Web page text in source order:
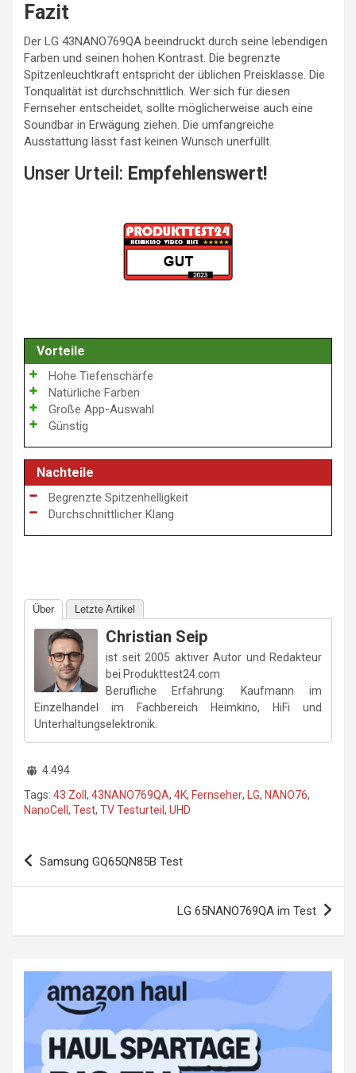
Fazit
Der LG 43NANO769QA beeindruckt durch seine lebendigen
Farben und seinen hohen Kontrast. Die begrenzte
Spitzenleuchtkraft entspricht der üblichen Preisklasse. Die
Tonqualität ist durchschnittlich. Wer sich für diesen
Fernseher entscheidet, sollte möglicherweise auch eine
Soundbar in Erwägung ziehen. Die umfangreiche
Ausstattung lässt fast keinen Wunsch unerfüllt.
Unser Urteil: Empfehlenswert!
Vorteile
Hohe Tiefenschärfe
Natürliche Farben
Große App-Auswahl
Günstig
Nachteile
Begrenzte Spitzenhelligkeit
Durchschnittlicher Klang
Über Letzte Artikel
Christian Seip
ist seit 2005 aktiver Autor und Redakteur
bei Produkttest24.com
Berufliche Erfahrung: Kaufmann im
Einzelhandel im Fachbereich Heimkino, HiFi und
Unterhaltungselektronik.
4.494
Tags: 43 Zoll , 43NANO769QA, 4K, Fernseher, LG, NANO76,
NanoCell , Test, TV Testurteil , UHD
Beitragsnavigation
Samsung GQ65QN85B Test
LG 65NANO769QA im Test